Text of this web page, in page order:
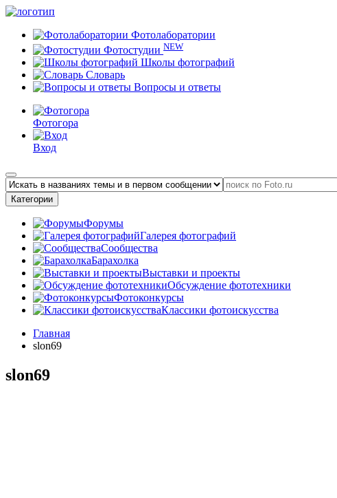
Фотолаборатории
Фотостудии NEW
Школы фотографий
Словарь
Вопросы и ответы
Фотогора
Вход
Категории
Форумы
Галерея фотографий
Сообщества
Барахолка
Выставки и проекты
Обсуждение фототехники
Фотоконкурсы
Классики фотоискусства
Главная
slon69
slon69